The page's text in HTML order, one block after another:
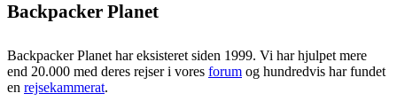
Backpacker Planet
Backpacker Planet har eksisteret siden 1999. Vi har hjulpet mere
end 20.000 med deres rejser i vores forum og hundredvis har fundet
en rejsekammerat.